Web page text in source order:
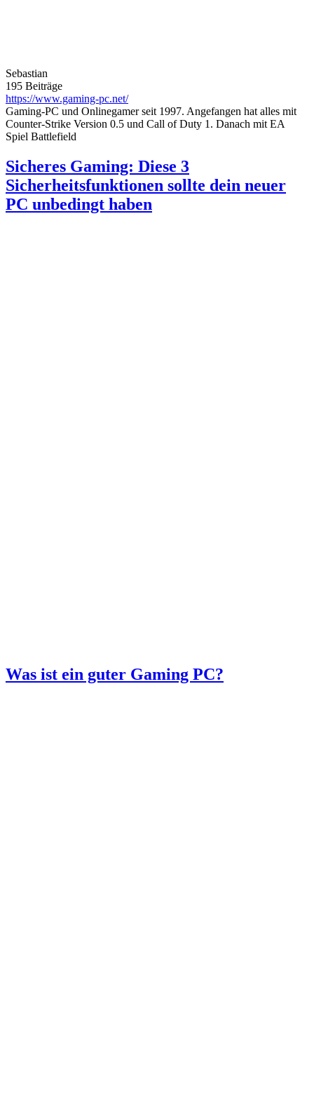
Sebastian
195 Beiträge
https://www.gaming-pc.net/
Gaming-PC und Onlinegamer seit 1997. Angefangen hat alles mit
Counter-Strike Version 0.5 und Call of Duty 1. Danach mit EA
Spiel Battlefield
Sicheres Gaming: Diese 3
Sicherheitsfunktionen sollte dein neuer
PC unbedingt haben
Was ist ein guter Gaming PC?